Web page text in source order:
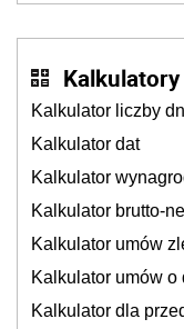
gospodarki
Kalkulatory
Kalkulator liczby
Kalkulator dat
Kalkulator
Kalkulator brutto-
Kalkulator umów
Kalkulator umów o
Kalkulator dla